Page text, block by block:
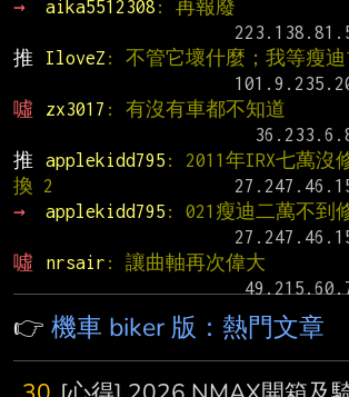
→
aika5512308 : 再報廢
推
IloveZ : 不管它壞什麼；我等瘦迪
噓
zx3017 : 有沒有車都不知道
推
applekidd795 : 2011年IRX七萬沒
換 2
→
applekidd795 : 021瘦迪二萬不到
噓
nrsair : 讓曲軸再次偉大
👉 機車 biker 版：熱門文章